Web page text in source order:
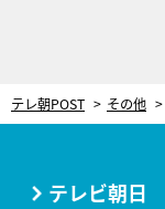
テレ朝POST その他
テレビ朝日